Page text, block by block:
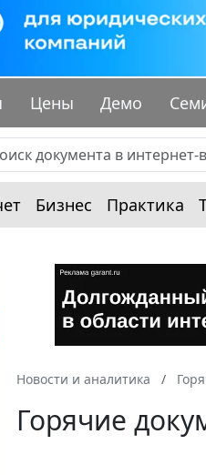
Цены Демо
Бизнес Практика
Новости и аналитика
Горячие